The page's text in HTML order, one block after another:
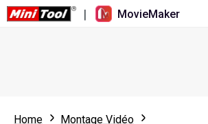
| MovieMaker
Home
Montage Vidéo